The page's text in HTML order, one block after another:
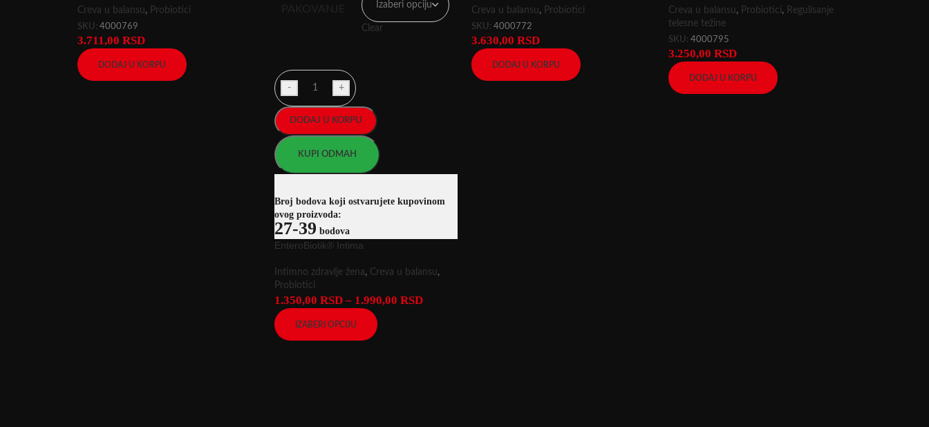
Creva u balansu, Probiotici
SKU: 4000769
3.711,00 RSD
DODAJ U KORPU
Clear
- +
DODAJ U KORPU
KUPI ODMAH
Broj bodova koji ostvarujete kupovinom
ovog proizvoda:
27-39 bodova
EnteroBiotik® Intima
Intimno zdravlje žena, Creva u balansu,
Probiotici
1.350,00 RSD – 1.990,00 RSD
IZABERI OPCIJU
Creva u balansu, Probiotici
SKU: 4000772
3.630,00 RSD
DODAJ U KORPU
Creva u balansu, Probiotici, Regulisanje
telesne težine
SKU: 4000795
3.250,00 RSD
DODAJ U KORPU